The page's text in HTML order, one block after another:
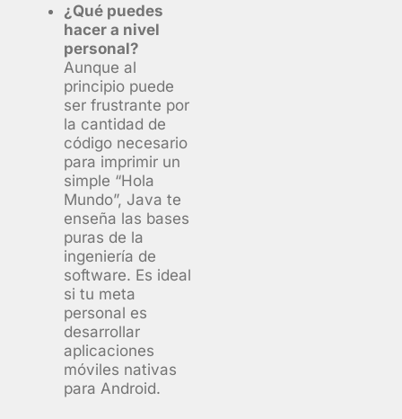
¿Qué puedes
hacer a nivel
personal?
Aunque al
principio puede
ser frustrante por
la cantidad de
código necesario
para imprimir un
simple “Hola
Mundo”, Java te
enseña las bases
puras de la
ingeniería de
software. Es ideal
si tu meta
personal es
desarrollar
aplicaciones
móviles nativas
para Android.